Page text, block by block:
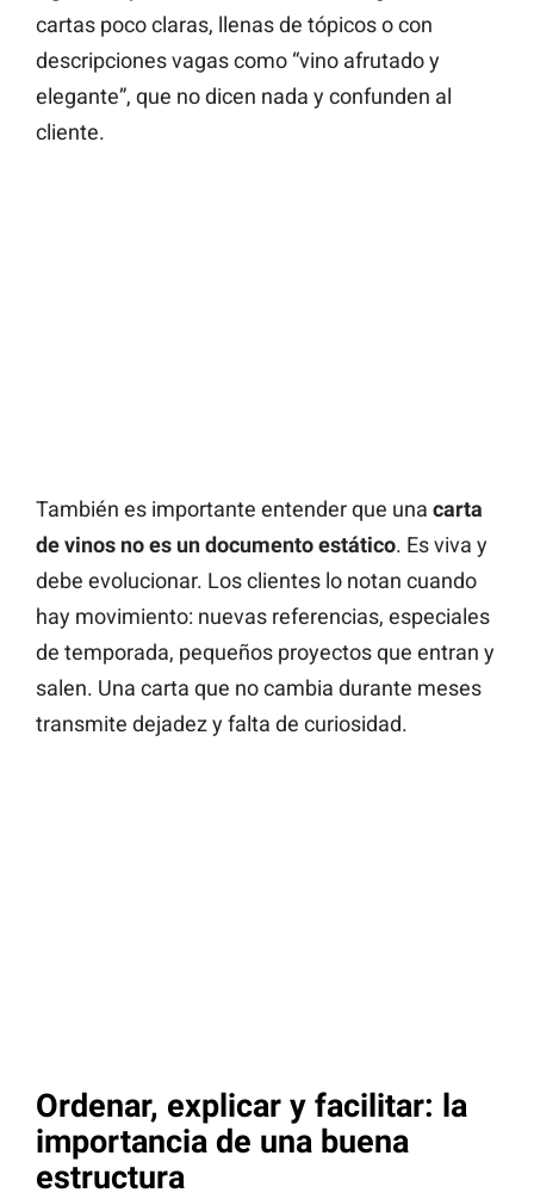
cartas poco claras, llenas de tópicos o con
descripciones vagas como “vino afrutado y
elegante”, que no dicen nada y confunden al
cliente.
También es importante entender que una carta
de vinos no es un documento estático. Es viva y
debe evolucionar. Los clientes lo notan cuando
hay movimiento: nuevas referencias, especiales
de temporada, pequeños proyectos que entran y
salen. Una carta que no cambia durante meses
transmite dejadez y falta de curiosidad.
Ordenar, explicar y facilitar: la
importancia de una buena
estructura